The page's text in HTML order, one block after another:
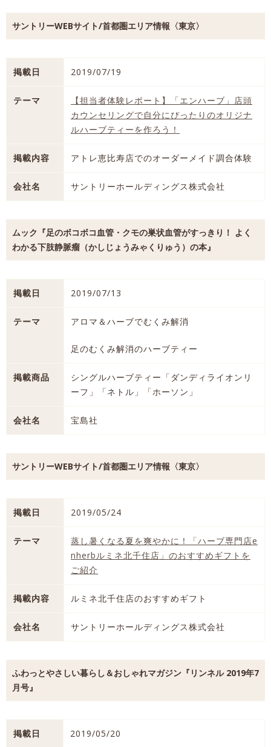
サントリーWEBサイト/首都圏エリア情報〈東京〉
掲載日 2019/07/19
テーマ
【担当者体験レポート】「エンハーブ」店頭
カウンセリングで自分にぴったりのオリジナ
ルハーブティーを作ろう！
掲載内容 アトレ恵比寿店でのオーダーメイド調合体験
会社名 サントリーホールディングス株式会社
ムック『足のボコボコ血管・クモの巣状血管がすっきり！ よく
わかる下肢静脈瘤（かしじょうみゃくりゅう）の本』
掲載日 2019/07/13
テーマ アロマ＆ハーブでむくみ解消
足のむくみ解消のハーブティー
掲載商品
シングルハーブティー「ダンディライオンリ
ーフ」「ネトル」「ホーソン」
会社名 宝島社
サントリーWEBサイト/首都圏エリア情報〈東京〉
掲載日 2019/05/24
テーマ
蒸し暑くなる夏を爽やかに！「ハーブ専門店e
nherbルミネ北千住店」のおすすめギフトを
ご紹介
掲載内容 ルミネ北千住店のおすすめギフト
会社名 サントリーホールディングス株式会社
ふわっとやさしい暮らし＆おしゃれマガジン『リンネル 2019年7
月号』
掲載日 2019/05/20